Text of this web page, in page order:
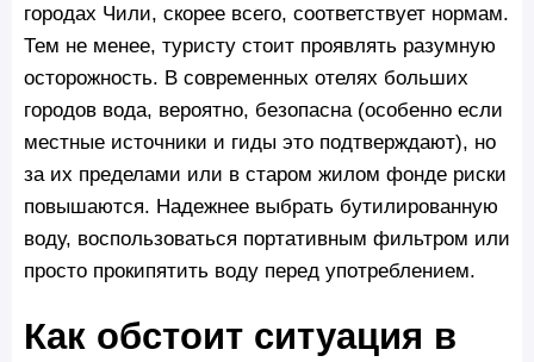
городах Чили, скорее всего, соответствует нормам.
Тем не менее, туристу стоит проявлять разумную
осторожность. В современных отелях больших
городов вода, вероятно, безопасна (особенно если
местные источники и гиды это подтверждают), но
за их пределами или в старом жилом фонде риски
повышаются. Надежнее выбрать бутилированную
воду, воспользоваться портативным фильтром или
просто прокипятить воду перед употреблением.
Как обстоит ситуация в